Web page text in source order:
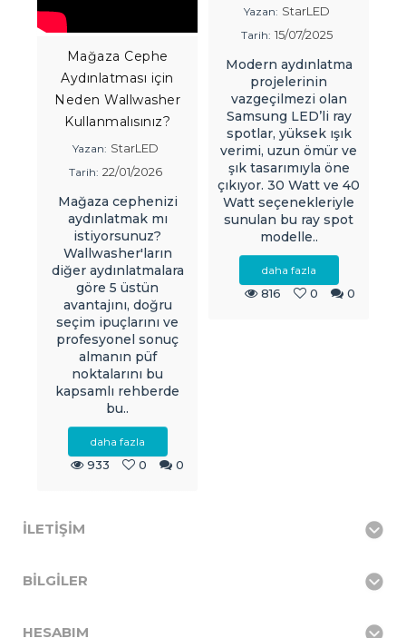
Mağaza Cephe
Aydınlatması için
Neden Wallwasher
Kullanmalısınız?
Yazan: StarLED
Tarih: 22/01/2026
Mağaza cephenizi
aydınlatmak mı
istiyorsunuz?
Wallwasher'ların
diğer aydınlatmalara
göre 5 üstün
avantajını, doğru
seçim ipuçlarını ve
profesyonel sonuç
almanın püf
noktalarını bu
kapsamlı rehberde
bu..
daha fazla
933 0 0
Yazan: StarLED
Tarih: 15/07/2025
Modern aydınlatma
projelerinin
vazgeçilmezi olan
Samsung LED’li ray
spotlar, yüksek ışık
verimi, uzun ömür ve
şık tasarımıyla öne
çıkıyor. 30 Watt ve 40
Watt seçenekleriyle
sunulan bu ray spot
modelle..
daha fazla
816 0 0
İLETIŞIM
BILGILER
HESABIM